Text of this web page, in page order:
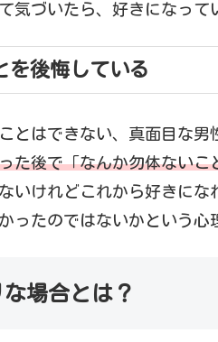
気づいたら、好きになって
後悔している
とはできない、真面目な男
た後で「なんか勿体ないこ
いけれどこれから好きに
ったのではないかという心
場合とは？